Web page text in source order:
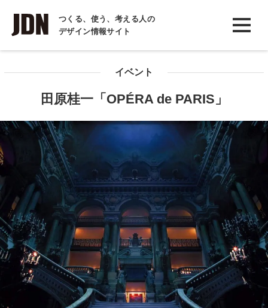
つくる、使う、考える人の
デザイン情報サイト
INTERVIEW
インタビュー
コラム
イベント
田原桂一「OPÉRA de PARIS」